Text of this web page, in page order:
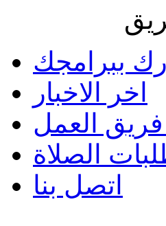
ببرامجك
اخر الاخبار
فريق العمل
الصلاة
اتصل بنا